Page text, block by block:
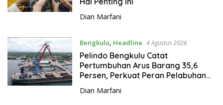
Dian Marfani
Bengkulu Headline 4 Agustus 2026
Pelindo Bengkulu Catat
Pertumbuhan Arus Barang 35,6
Persen, Perkuat Peran Pelabuhan
Dian Marfani